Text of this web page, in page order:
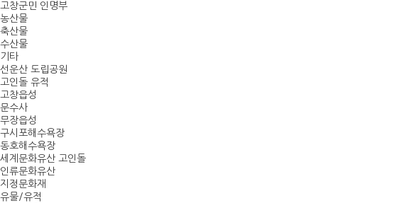
고창군민 인명부
농산물
축산물
수산물
기타
선운산 도립공원
고인돌 유적
고창읍성
문수사
무장읍성
구시포해수욕장
동호해수욕장
세계문화유산 고인돌
인류문화유산
지정문화재
유물/유적